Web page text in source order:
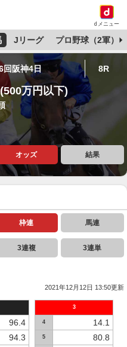
dメニュー
Jリーグ プロ野球（2軍）
阪神4日 8R
万円以下)
オッズ 結果
枠連 馬連
3連複 3連単
2021年12月12日 13:50更新
96.4
94.3
3
4 14.1
5 80.8